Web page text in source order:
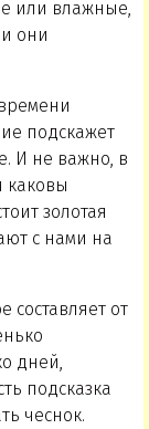
или влажные,
они
подскажет
И не важно, в
каковы
золотая
с нами на
составляет от
дней,
подсказка
чеснок.